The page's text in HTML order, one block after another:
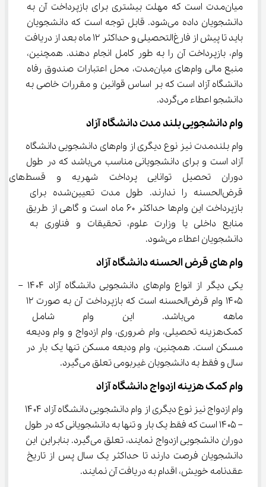
میان‌مدت است که مهلت بیشتری برای بازپرداخت آن به
دانشجویان داده می‌شود. قابل توجه است که دانشجویان
باید تا پیش از فارغ‌التحصیلی و حداکثر 12 ماه بعد از دریافت
وام، بازپرداخت آن را به طور کامل انجام دهند. همچنین،
منبع مالی وام‌های میان‌مدت، محل اعتبارات صندوق رفاه
دانشگاه آزاد است که بر اساس قوانین و مقررات خاصی به
دانشجو اعطاء می‌گردد.
وام دانشجویی بلند مدت دانشگاه آزاد
وام بلندمدت نیز نوع دیگری از وام‌های دانشجویی دانشگاه
آزاد است و برای دانشجویانی مناسب می‌باشد که در طول
دوران تحصیل توانایی پرداخت شهریه و قسط‌های
قرض‌الحسنه را ندارند. طول مدت تعیین‌شده برای
بازپرداخت این وام‌ها حداکثر 60 ماه است و گاهی از طریق
منابع داخلی یا وزارت علوم، تحقیقات و فناوری به
دانشجویان اعطاء می‌شود.
وام های قرض الحسنه دانشگاه آزاد
یکی دیگر از انواع وام‌های دانشجویی دانشگاه آزاد ۱۴۰۴ –
ماهه می‌باشد. این وام شامل
کمک‌هزینه تحصیلی، وام ضروری، وام ازدواج و وام ودیعه
مسکن است. همچنین، وام ودیعه مسکن تنها یک بار در
سال و فقط به دانشجویان غیربومی تعلق می‌گیرد.
وام کمک هزینه ازدواج دانشگاه آزاد
– ۱۴۰۵ است که فقط یک بار و تنها به دانشجویانی که در طول
دوران دانشجویی ازدواج نمایند، تعلق می‌گیرد. بنابراین این
دانشجویان فرصت دارند تا حداکثر یک سال پس از تاریخ
عقدنامه خویش، اقدام به دریافت آن نمایند.